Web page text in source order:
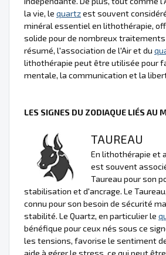
la vie, le quartzest souvent
minéral essentiel en lithothérapie,
solide pour de nombreux traitements
résumé, l'association de l'Air et du
lithothérapie peut être utilisée pour
mentale, la communication et la
LES SIGNES DU ZODIAQUE LIÉS AU
TAUREAU
En lithothérapie et
est souvent
Taureau pour son
stabilisation et d'ancrage. Le
connu pour son besoin de sécurité
stabilité. Le Quartz, en particulier le
bénéfique pour ceux nés sous ce
les tensions, favorise le sentiment
aide à gérer le stress, ce qui peut